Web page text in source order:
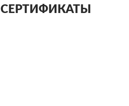
СЕРТИФИКАТЫ